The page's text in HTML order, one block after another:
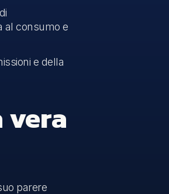
al consumo e
e della
vera
parere